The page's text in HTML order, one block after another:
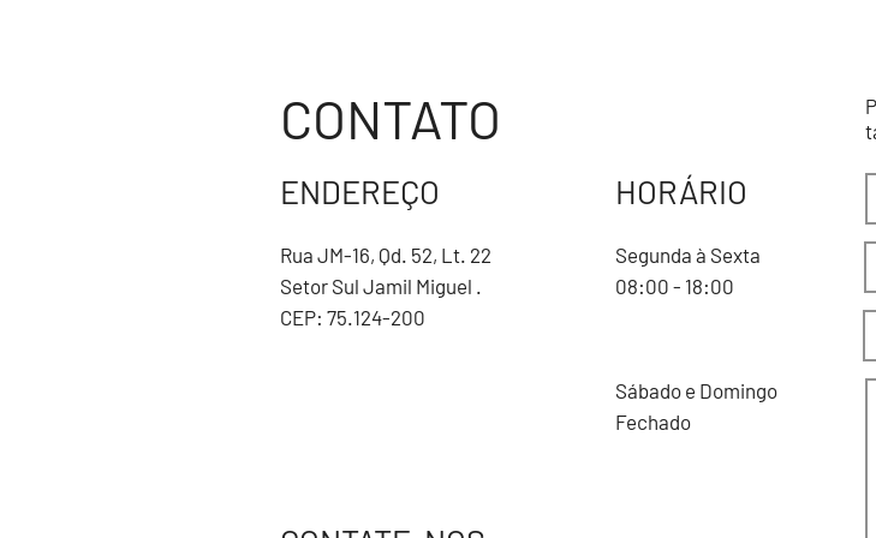
CONTATO
ENDEREÇO
Rua JM-16, Qd. 52, Lt. 22
Setor Sul Jamil Miguel .
CEP: 75.124-200
HORÁRIO
Segunda à Sexta
08:00 - 18:00
Sábado e Domingo
Fechado